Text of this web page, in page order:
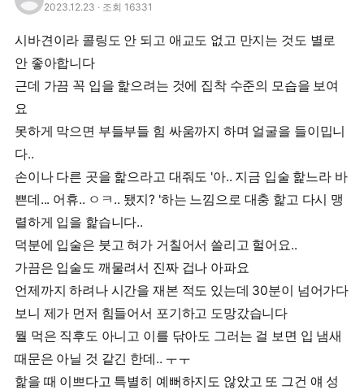
2023.12.23 · 조회 16331
시바견이라 콜링도 안 되고 애교도 없고 만지는 것도 별로
안 좋아합니다
근데 가끔 꼭 입을 핥으려는 것에 집착 수준의 모습을 보여
요
못하게 막으면 부들부들 힘 싸움까지 하며 얼굴을 들이밉니
다..
손이나 다른 곳을 핥으라고 대줘도 '아.. 지금 입술 핥느라 바
쁜데... 어휴.. ㅇㅋ.. 됐지? '하는 느낌으로 대충 핥고 다시 맹
렬하게 입을 핥습니다..
덕분에 입술은 붓고 혀가 거칠어서 쓸리고 헐어요..
가끔은 입술도 깨물려서 진짜 겁나 아파요
언제까지 하려나 시간을 재본 적도 있는데 30분이 넘어가다
보니 제가 먼저 힘들어서 포기하고 도망갔습니다
뭘 먹은 직후도 아니고 이를 닦아도 그러는 걸 보면 입 냄새
때문은 아닐 것 같긴 한데.. ㅜㅜ
핥을 때 이쁘다고 특별히 예뻐하지도 않았고 또 그건 얘 성